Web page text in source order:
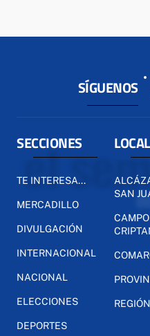
SÍGUENOS
SECCIONES
TE INTERESA...
MERCADILLO
DIVULGACIÓN
INTERNACIONAL
NACIONAL
ELECCIONES
DEPORTES
LOCAL
SAN
REGIÓN